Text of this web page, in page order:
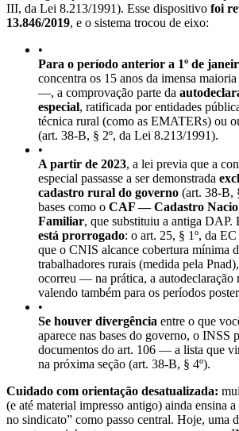
III, da Lei 8.213/1991). Esse dispositivo foi
13.846/2019, e o sistema trocou de eixo:
•
Para o período anterior a 1º de
concentra os 15 anos da imensa
—, a comprovação parte da
especial, ratificada por entidades
técnica rural (como as EMATERs) ou
(art. 38-B, § 2º, da Lei 8.213/1991).
•
A partir de 2023, a lei previa que a
especial passasse a ser demonstrada
cadastro rural do governo (art. 38-B,
bases como o CAF — Cadastro
Familiar, que substituiu a antiga DAP.
está prorrogado: o art. 25, § 1º, da
que o CNIS alcance cobertura mínima
trabalhadores rurais (medida pela
ocorreu — na prática, a autodeclaração
valendo também para os períodos
•
Se houver divergência entre o que
aparece nas bases do governo, o INSS
documentos do art. 106 — a lista que
na próxima seção (art. 38-B, § 4º).
Cuidado com orientação desatualizada:
(e até material impresso antigo) ainda ensina
no sindicato” como passo central. Hoje, uma